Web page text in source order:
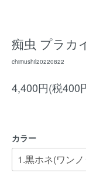
痴虫 プラカ
chimushil20220822
4,400円(税400
カラー